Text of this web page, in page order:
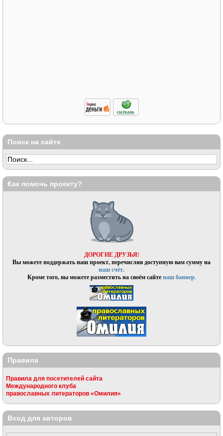
Поиск на сайте
Как помочь проекту?
ДОРОГИЕ ДРУЗЬЯ!
Вы можете поддержать наш проект, перечислив доступную вам сумму на
наш счёт.
Кроме того, вы можете разместить на своём сайтенаш баннер.
Правила
Правила для посетителей сайта
Международного клуба
православных литераторов «Омилия»
Вход для авторов